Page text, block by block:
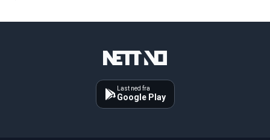
Last ned fra
Google Play